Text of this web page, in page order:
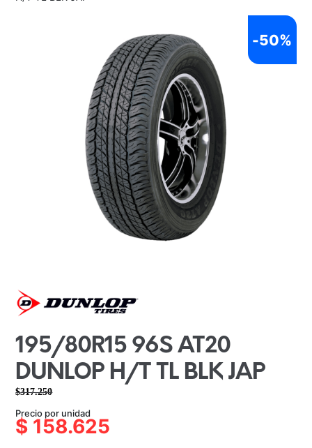
195/80R15 96S AT20
DUNLOP H/T TL BLK JAP
$317.250
precio
original
precio
actual
Precio por unidad
$ 158.625
-50%